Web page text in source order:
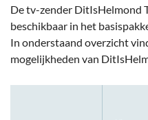
De tv-zender DitIsHelmond
beschikbaar in het
In onderstaand overzicht
mogelijkheden van